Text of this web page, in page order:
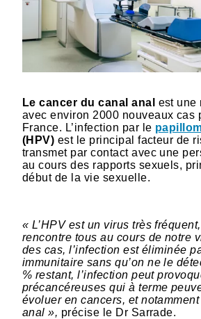
Le cancer du canal anal est une
avec environ 2000 nouveaux cas
France. L’infection par le
(HPV) est le principal facteur de
transmet par contact avec une
au cours des rapports sexuels,
début de la vie sexuelle.
« L’HPV est un virus très
rencontre tous au cours de notre
des cas, l’infection est éliminée
immunitaire sans qu’on ne le
% restant, l’infection peut
précancéreuses qui à terme
évoluer en cancers, et
anal », précise le Dr Sarrade.